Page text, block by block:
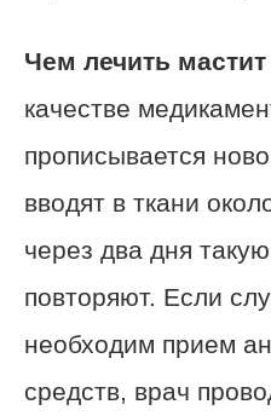
Чем лечить
качестве
прописывается
вводят в ткани
через два дня
повторяют. Если
необходим прием
средств, врач